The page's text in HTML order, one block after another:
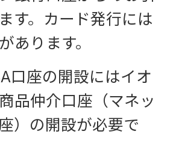
す。カード発行には
あります。
口座の開設にはイオ
品仲介口座（マネッ
）の開設が必要で